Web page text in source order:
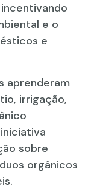
e o
e
aprenderam
irrigação,
sobre
orgânicos